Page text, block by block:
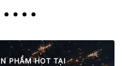
PHẨM HOT TẠI